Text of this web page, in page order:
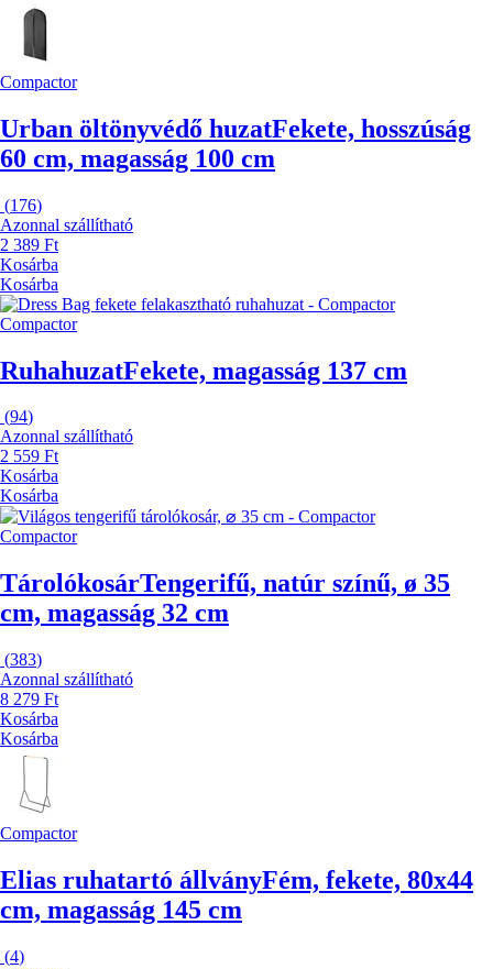
Compactor
Urban öltönyvédő huzatFekete, hosszúság
60 cm, magasság 100 cm
(176)
Azonnal szállítható
2 389 Ft
Kosárba
Kosárba
Compactor
RuhahuzatFekete, magasság 137 cm
(94)
Azonnal szállítható
2 559 Ft
Kosárba
Kosárba
Compactor
TárolókosárTengerifű, natúr színű, ø 35
cm, magasság 32 cm
(383)
Azonnal szállítható
8 279 Ft
Kosárba
Kosárba
Compactor
Elias ruhatartó állványFém, fekete, 80x44
cm, magasság 145 cm
(4)